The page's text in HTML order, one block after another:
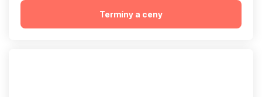
Termíny a ceny